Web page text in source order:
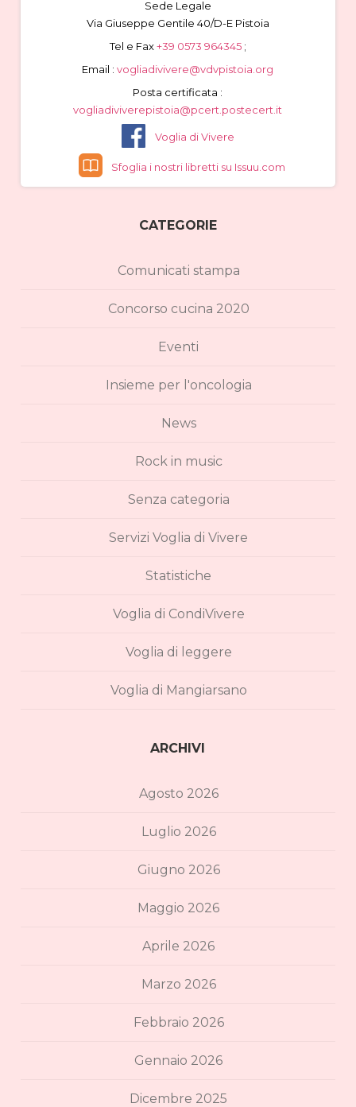
Sede Legale
Via Giuseppe Gentile 40/D-E Pistoia
Tel e Fax+39 0573 964345 ;
Email : vogliadivivere@vdvpistoia.org
Posta certificata :
vogliadiviverepistoia@pcert.postecert.it
Voglia di Vivere
Sfoglia i nostri libretti su Issuu.com
CATEGORIE
Comunicati stampa
Concorso cucina 2020
Eventi
Insieme per l'oncologia
News
Rock in music
Senza categoria
Servizi Voglia di Vivere
Statistiche
Voglia di CondiVivere
Voglia di leggere
Voglia di Mangiarsano
ARCHIVI
Agosto 2026
Luglio 2026
Giugno 2026
Maggio 2026
Aprile 2026
Marzo 2026
Febbraio 2026
Gennaio 2026
Dicembre 2025